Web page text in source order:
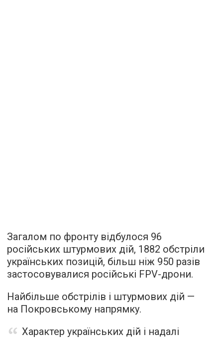
Загалом по фронту відбулося 96
російських штурмових дій, 1882 обстріли
українських позицій, більш ніж 950 разів
застосовувалися російські FPV-дрони.
Найбільше обстрілів і штурмових дій —
на Покровському напрямку.
Характер українських дій і надалі